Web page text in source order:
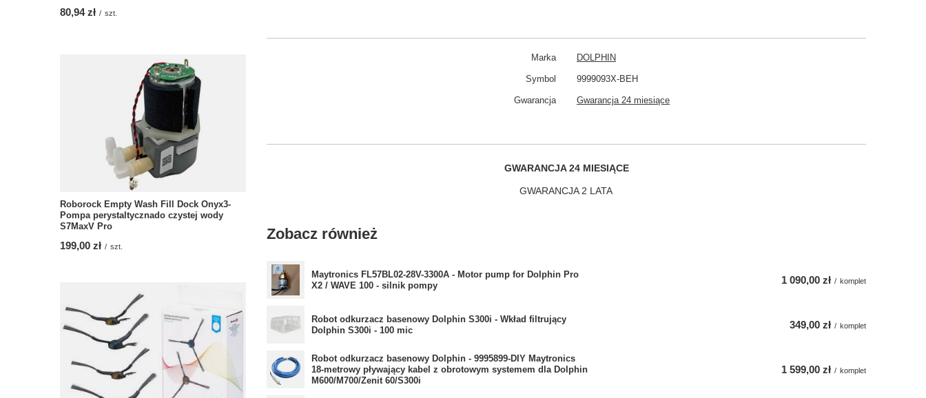
80,94 zł / szt.
Roborock Empty Wash Fill Dock Onyx3-
Pompa perystaltycznado czystej wody
S7MaxV Pro
199,00 zł / szt.
Marka DOLPHIN
Symbol 9999093X-BEH
Gwarancja Gwarancja 24 miesiące
GWARANCJA 24 MIESIĄCE
GWARANCJA 2 LATA
Zobacz również
Maytronics FL57BL02-28V-3300A - Motor pump for Dolphin Pro
X2 / WAVE 100 - silnik pompy
1 090,00 zł / komplet
Robot odkurzacz basenowy Dolphin S300i - Wkład filtrujący
Dolphin S300i - 100 mic
349,00 zł / komplet
Robot odkurzacz basenowy Dolphin - 9995899-DIY Maytronics
18-metrowy pływający kabel z obrotowym systemem dla Dolphin
M600/M700/Zenit 60/S300i
1 599,00 zł / komplet